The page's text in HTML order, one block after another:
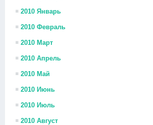
2010 Январь
2010 Февраль
2010 Март
2010 Апрель
2010 Май
2010 Июнь
2010 Июль
2010 Август